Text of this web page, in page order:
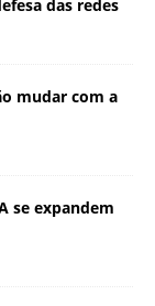
das redes
mudar com a
se expandem